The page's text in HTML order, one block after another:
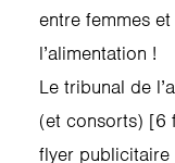
entre femmes
l’alimentation !
Le tribunal de
(et consorts) [6
flyer publicitaire